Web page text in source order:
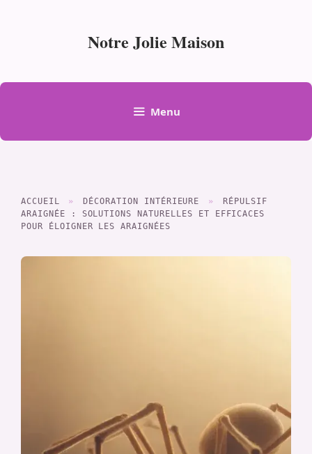
Notre Jolie Maison
Menu
ACCUEIL » DÉCORATION INTÉRIEURE »
RÉPULSIF
ARAIGNÉE : SOLUTIONS NATURELLES ET EFFICACES
POUR ÉLOIGNER LES ARAIGNÉES